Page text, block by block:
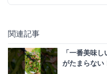
関連記事
「一番美味
がたまらない